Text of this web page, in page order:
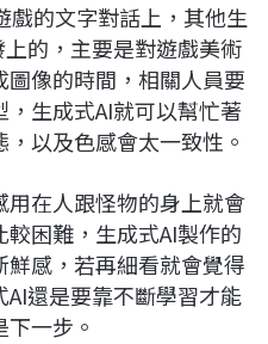
戲的文字對話上，其他生
的，主要是對遊戲美術
像的時間，相關人員要
生成式AI就可以幫忙著
以及色感會太一致性。
在人跟怪物的身上就會
困難，生成式AI製作的
感，若再細看就會覺得
還是要靠不斷學習才能
一步。